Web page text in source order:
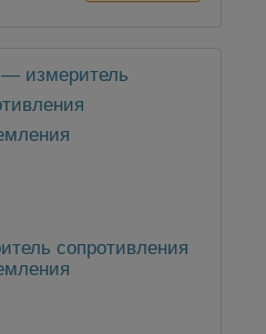
сопротивления